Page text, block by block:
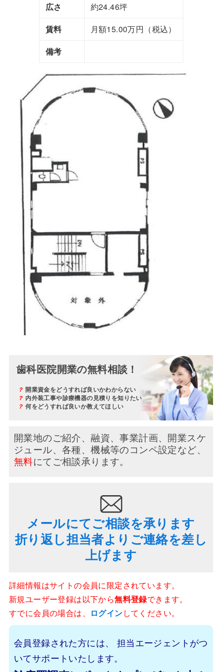
広さ
約24.46坪
賃料
月額15.00万円（税込）
備考
歯科医院開業の無料相談！
？開業資金をどうすれば良いかわからない
？ 内外装工事や診療機器の見積りを知りたい
？何をどうすれば良いか教えてほしい
開業地のご紹介、融資、事業計画、開業スケ
ジュール、 各種、機械等のコンペ設定など、
無料にてご相談承ります。
メールにてご相談を承ります
折り返し担当者よりご連絡を差し
上げます
詳細情報はサイトの会員に限定されています。
新規ユーザー登録は以下から無料登録できます。
すでに会員の場合は、
ログインしてください。
会員登録された方には、
担当エージェントがつ
いてサポートいたします。